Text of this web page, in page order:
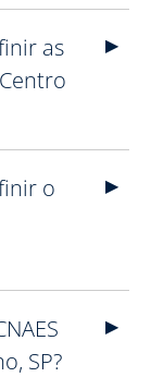
as
o
SP?